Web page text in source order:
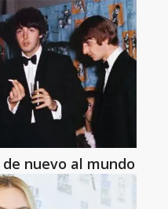
nuevo al mundo